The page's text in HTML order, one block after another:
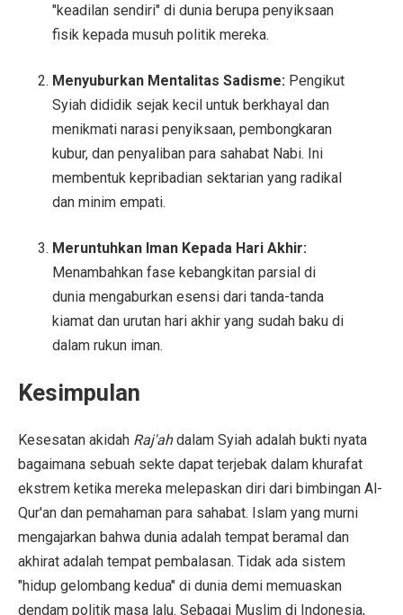
"keadilan sendiri" di dunia berupa penyiksaan
fisik kepada musuh politik mereka.
Menyuburkan Mentalitas Sadisme: Pengikut
Syiah dididik sejak kecil untuk berkhayal dan
menikmati narasi penyiksaan, pembongkaran
kubur, dan penyaliban para sahabat Nabi. Ini
membentuk kepribadian sektarian yang radikal
dan minim empati.
Meruntuhkan Iman Kepada Hari Akhir:
Menambahkan fase kebangkitan parsial di
dunia mengaburkan esensi dari tanda-tanda
kiamat dan urutan hari akhir yang sudah baku di
dalam rukun iman.
Kesimpulan
Kesesatan akidah Raj'ahdalam Syiah adalah bukti nyata
bagaimana sebuah sekte dapat terjebak dalam khurafat
ekstrem ketika mereka melepaskan diri dari bimbingan Al-
Qur'an dan pemahaman para sahabat. Islam yang murni
mengajarkan bahwa dunia adalah tempat beramal dan
akhirat adalah tempat pembalasan. Tidak ada sistem
"hidup gelombang kedua" di dunia demi memuaskan
dendam politik masa lalu. Sebagai Muslim di Indonesia,